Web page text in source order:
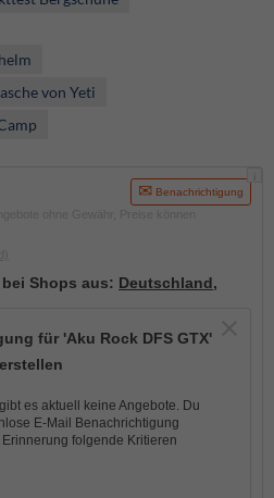
von Yeti
Benachrichtigung
Shops aus: Deutschland,
für 'Aku Rock DFS GTX'
erstellen
es aktuell keine Angebote. Du
E-Mail Benachrichtigung
folgende Kritieren